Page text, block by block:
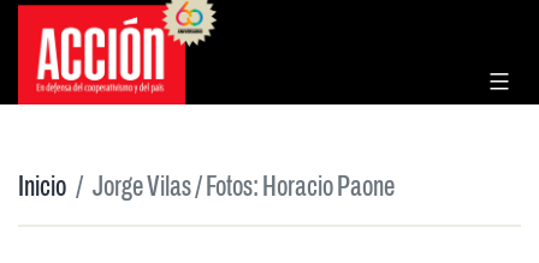
Saltar
contenido
Inicio Jorge Vilas / Fotos: Horacio Paone